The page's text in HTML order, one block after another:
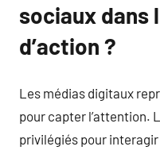
sociaux dans
d’action ?
Les médias digitaux
pour capter l’attention.
privilégiés pour